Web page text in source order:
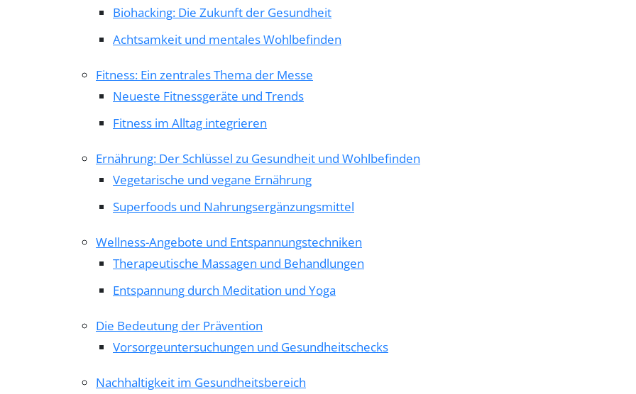
Biohacking: Die Zukunft der Gesundheit
Achtsamkeit und mentales Wohlbefinden
Fitness: Ein zentrales Thema der Messe
Neueste Fitnessgeräte und Trends
Fitness im Alltag integrieren
Ernährung: Der Schlüssel zu Gesundheit und Wohlbefinden
Vegetarische und vegane Ernährung
Superfoods und Nahrungsergänzungsmittel
Wellness-Angebote und Entspannungstechniken
Therapeutische Massagen und Behandlungen
Entspannung durch Meditation und Yoga
Die Bedeutung der Prävention
Vorsorgeuntersuchungen und Gesundheitschecks
Nachhaltigkeit im Gesundheitsbereich